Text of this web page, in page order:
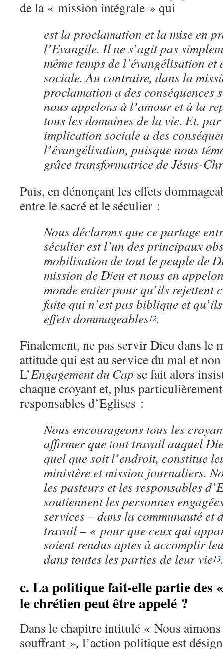
de la « mission intégrale » qui
est la proclamation et la mise en
l’Evangile. Il ne s’agit pas
même temps de l’évangélisation et
sociale. Au contraire, dans la
proclamation a des conséquences
nous appelons à l’amour et à la
tous les domaines de la vie. Et,
implication sociale a des
l’évangélisation, puisque nous
grâce transformatrice de Jésus-
Puis, en dénonçant les effets
entre le sacré et le séculier :
Nous déclarons que ce partage
séculier est l’un des principaux
mobilisation de tout le peuple de
mission de Dieu et nous en
monde entier pour qu’ils rejettent
faite qui n’est pas biblique et
effets dommageables12.
Finalement, ne pas servir Dieu dans le
attitude qui est au service du mal et
L’Engagement du Cap se fait alors
chaque croyant et, plus
responsables d’Eglises :
Nous encourageons tous les
affirmer que tout travail auquel
quel que soit l’endroit, constitue
ministère et mission journaliers.
les pasteurs et les responsables
soutiennent les personnes
services – dans la communauté et
travail – « pour que ceux qui
soient rendus aptes à accomplir
dans toutes les parties de leur vie13.
c. La politique fait-elle partie des
le chrétien peut être appelé ?
Dans le chapitre intitulé « Nous
souffrant », l’action politique est